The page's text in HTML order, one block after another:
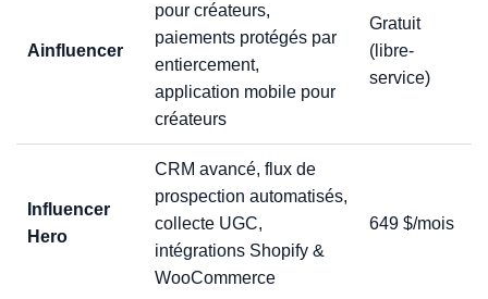
Ainfluencer
pour créateurs,
paiements protégés par
entiercement,
application mobile pour
créateurs
Gratuit
(libre-
service)
Influencer
Hero
CRM avancé, flux de
prospection automatisés,
collecte UGC,
intégrations Shopify &
WooCommerce
649 $/mois